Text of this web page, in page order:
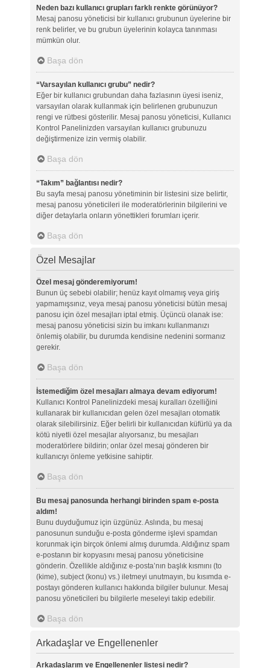
Neden bazı kullanıcı grupları farklı renkte görünüyor?
Mesaj panosu yöneticisi bir kullanıcı grubunun üyelerine bir
renk belirler, ve bu grubun üyelerinin kolayca tanınması
mümkün olur.
Başa dön
“Varsayılan kullanıcı grubu” nedir?
Eğer bir kullanıcı grubundan daha fazlasının üyesi iseniz,
varsayılan olarak kullanmak için belirlenen grubunuzun
rengi ve rütbesi gösterilir. Mesaj panosu yöneticisi, Kullanıcı
Kontrol Panelinizden varsayılan kullanıcı grubunuzu
değiştirmenize izin vermiş olabilir.
Başa dön
“Takım” bağlantısı nedir?
Bu sayfa mesaj panosu yönetiminin bir listesini size belirtir,
mesaj panosu yöneticileri ile moderatörlerinin bilgilerini ve
diğer detaylarla onların yönettikleri forumları içerir.
Başa dön
Özel Mesajlar
Özel mesaj gönderemiyorum!
Bunun üç sebebi olabilir; henüz kayıt olmamış veya giriş
yapmamışsınız, veya mesaj panosu yöneticisi bütün mesaj
panosu için özel mesajları iptal etmiş. Üçüncü olanak ise:
mesaj panosu yöneticisi sizin bu imkanı kullanmanızı
önlemiş olabilir, bu durumda kendisine nedenini sormanız
gerekir.
Başa dön
İstemediğim özel mesajları almaya devam ediyorum!
Kullanıcı Kontrol Panelinizdeki mesaj kuralları özelliğini
kullanarak bir kullanıcıdan gelen özel mesajları otomatik
olarak silebilirsiniz. Eğer belirli bir kullanıcıdan küfürlü ya da
kötü niyetli özel mesajlar alıyorsanız, bu mesajları
moderatörlere bildirin; onlar özel mesaj gönderen bir
kullanıcıyı önleme yetkisine sahiptir.
Başa dön
Bu mesaj panosunda herhangi birinden spam e-posta
aldım!
Bunu duyduğumuz için üzgünüz. Aslında, bu mesaj
panosunun sunduğu e-posta gönderme işlevi spamdan
korunmak için birçok önlemi almış durumda. Aldığınız spam
e-postanın bir kopyasını mesaj panosu yöneticisine
gönderin. Özellikle aldığınız e-posta’nın başlık kısmını (to
(kime), subject (konu) vs.) iletmeyi unutmayın, bu kısımda e-
postayı gönderen kullanıcı hakkında bilgiler bulunur. Mesaj
panosu yöneticileri bu bilgilerle meseleyi takip edebilir.
Başa dön
Arkadaşlar ve Engellenenler
Arkadaşlarım ve Engellenenler listesi nedir?